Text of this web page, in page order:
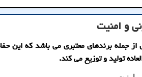
و امنیت
جمله برندهای معتبری می باشد كه این
تولید و توزیع می كند.